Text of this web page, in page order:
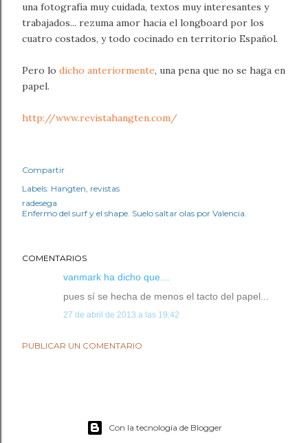
una fotografía muy cuidada, textos muy interesantes y
trabajados... rezuma amor hacia el longboard por los
cuatro costados, y todo cocinado en territorio Español.
Pero lo dicho anteriormente, una pena que no se haga en
papel.
http://www.revistahangten.com/
Compartir
Labels: Hangten revistas
radesega
Enfermo del surf y el shape. Suelo saltar olas por Valencia.
COMENTARIOS
vanmark ha dicho que…
pues sí se hecha de menos el tacto del papel...
27 de abril de 2013 a las 19:42
PUBLICAR UN COMENTARIO
Con la tecnología de Blogger